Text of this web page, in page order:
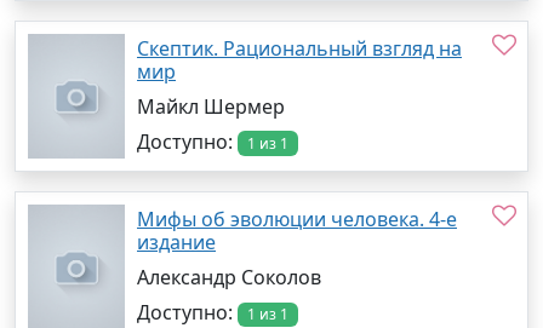
Скептик. Рациональный взгляд на
мир
Майкл Шермер
Доступно:
1 из 1
Мифы об эволюции человека. 4-е
издание
Александр Соколов
Доступно:
1 из 1